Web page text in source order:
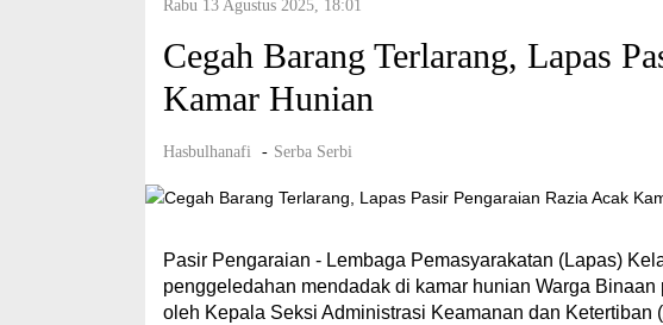
Rabu 13 Agustus 2025, 18:01
Cegah Barang Terlarang, Lapas
Kamar Hunian
Hasbulhanafi - Serba Serbi
Pasir Pengaraian - Lembaga Pemasyarakatan (Lapas)
penggeledahan mendadak di kamar hunian Warga
oleh Kepala Seksi Administrasi Keamanan dan